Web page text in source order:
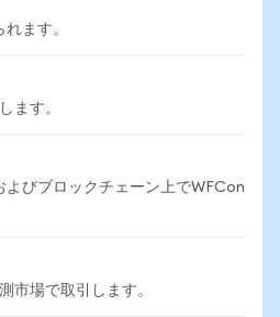
ます。
ます。
よびブロックチェーン上でWFCon
市場で取引します。